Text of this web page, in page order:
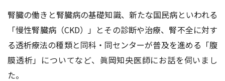
腎臓の働きと腎臓病の基礎知識、新たな国民病といわれる
「慢性腎臓病（CKD）」とその診断や治療、腎不全に対す
る透析療法の種類と同科・同センターが普及を進める「腹
膜透析」についてなど、眞岡知央医師にお話を伺いまし
た。